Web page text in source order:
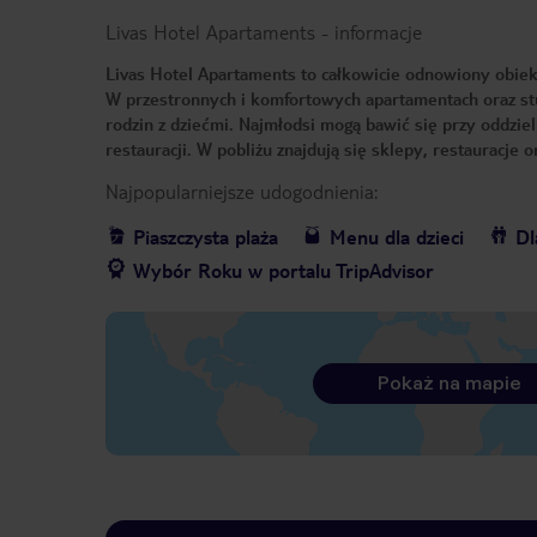
Livas Hotel Apartaments - informacje
Livas Hotel Apartaments to całkowicie odnowiony
W przestronnych i komfortowych apartamentach oraz
rodzin z dziećmi. Najmłodsi mogą bawić się przy
restauracji. W pobliżu znajdują się sklepy, restauracje
Najpopularniejsze udogodnienia:
Piaszczysta plaża
Menu dla dzieci
Wybór Roku w portalu TripAdvisor
Pokaż na mapie